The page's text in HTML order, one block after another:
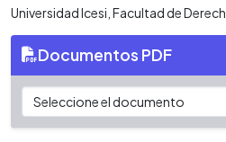
Universidad Icesi, Facultad de
Documentos PDF